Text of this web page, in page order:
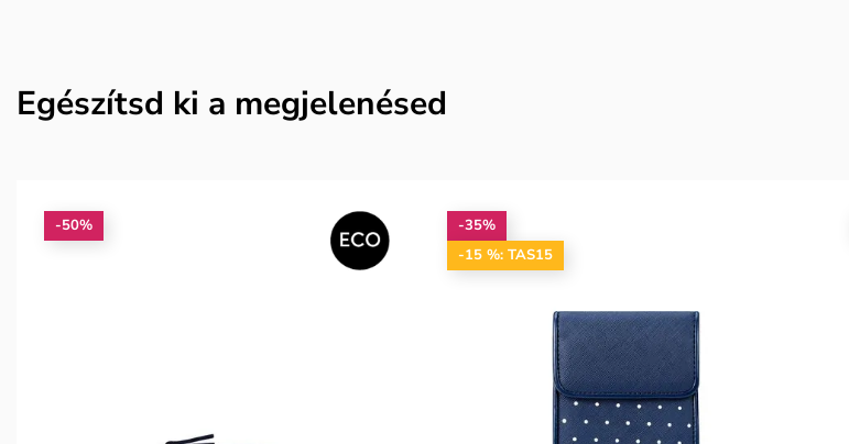
Egészítsd ki a megjelenésed
-50%
-35%
-15 %: TAS15